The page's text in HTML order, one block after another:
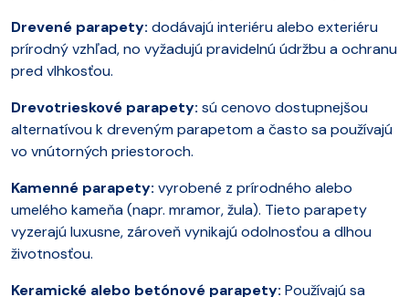
Drevené parapety: dodávajú interiéru alebo exteriéru
prírodný vzhľad, no vyžadujú pravidelnú údržbu a ochranu
pred vlhkosťou.
Drevotrieskové parapety: sú cenovo dostupnejšou
alternatívou k dreveným parapetom a často sa používajú
vo vnútorných priestoroch.
Kamenné parapety: vyrobené z prírodného alebo
umelého kameňa (napr. mramor, žula). Tieto parapety
vyzerajú luxusne, zároveň vynikajú odolnosťou a dlhou
životnosťou.
Keramické alebo betónové parapety: Používajú sa